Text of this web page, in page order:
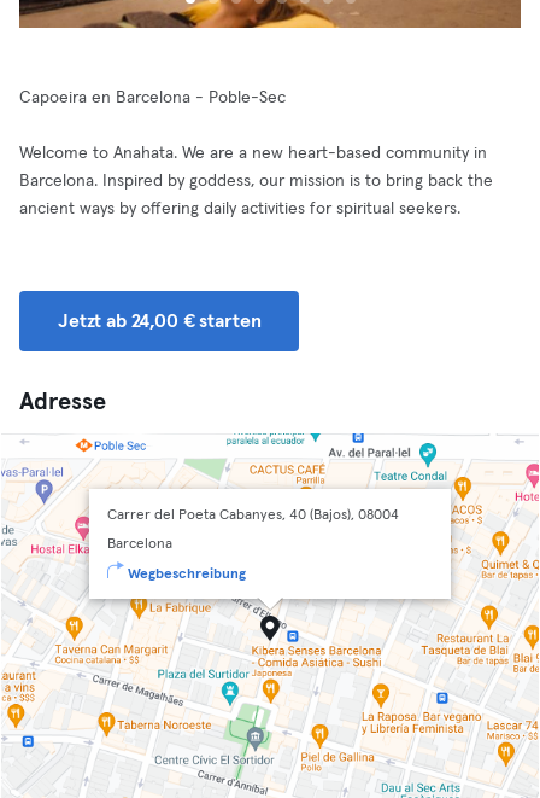
Capoeira en Barcelona - Poble-Sec
Welcome to Anahata. We are a new heart-based community in
Barcelona. Inspired by goddess, our mission is to bring back the
ancient ways by offering daily activities for spiritual seekers.
Jetzt ab 24,00 € starten
Adresse
Carrer del Poeta Cabanyes, 40 (Bajos), 08004
Barcelona
Wegbeschreibung